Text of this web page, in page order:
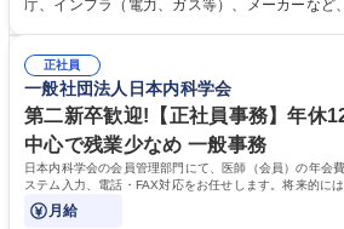
ート・ナレッジ業務 ※それぞれの業務内容に関
件備考欄に記載 募集職種 【総合職/ポテンシャル採用(第2新卒)】投融資一
体型のソリューション提案
庁、インフラ（電力、ガス等）、メーカーなど
く高い志を併せもった人材を求めています。ポ
卒）では、金融業界での経験や知識を問いませ
て、複雑化する社会課題の解決に向けて先鞭を
いう気概をお持ちの方を心待ちにしています。 学歴・資格 学歴：大学院
大学 語学力： 資格：
正社員
一般社団法人日本内科学会
第二新卒歓迎!【正社員事務】年休
中心で残業少なめ 一般事務
日本内科学会の会員管理部門にて、医師（会員）の年会
ステム入力、電話・FAX対応をお任せします。将来的に
などにも幅広く携わっていただきます。
月給